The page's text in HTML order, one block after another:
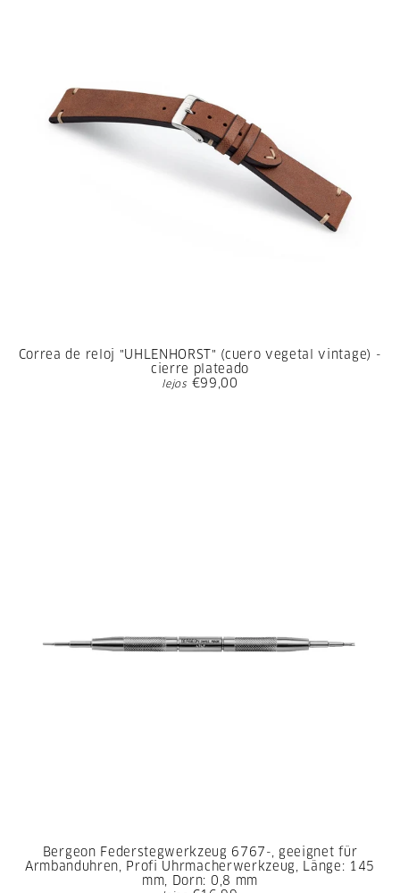
Correa de reloj "UHLENHORST" (cuero vegetal vintage) -
cierre plateado
lejos €99,00
Bergeon Federstegwerkzeug 6767-, geeignet für
Armbanduhren, Profi Uhrmacherwerkzeug, Länge: 145
mm, Dorn: 0,8 mm